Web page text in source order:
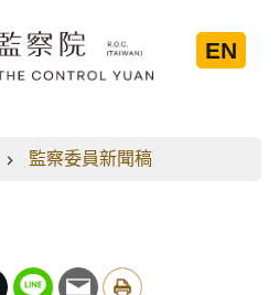
EN
監察委員新聞稿